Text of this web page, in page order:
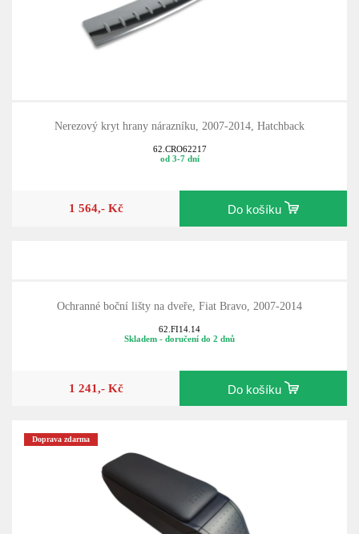
Nerezový kryt hrany nárazníku, 2007-2014, Hatchback
62.CRO62217
od 3-7 dní
1 564,- Kč Do košíku
Ochranné boční lišty na dveře, Fiat Bravo, 2007-2014
62.FI14.14
Skladem - doručení do 2 dnů
1 241,- Kč Do košíku
Doprava zdarma